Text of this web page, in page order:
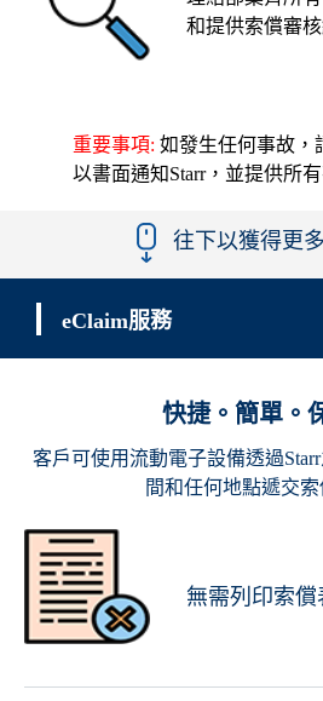
和提供索償審
重要事項: 如發生任何事故，
以書面通知Starr，並提供所
往下以獲得更
eClaim服務
快捷。簡單。
客戶可使用流動電子設備透過
間和任何地點遞交索
無需列印索償